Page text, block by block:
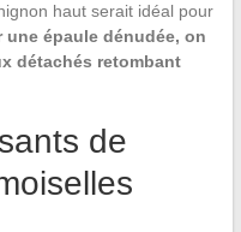
haut serait idéal pour
une épaule dénudée, on
détachés retombant
de